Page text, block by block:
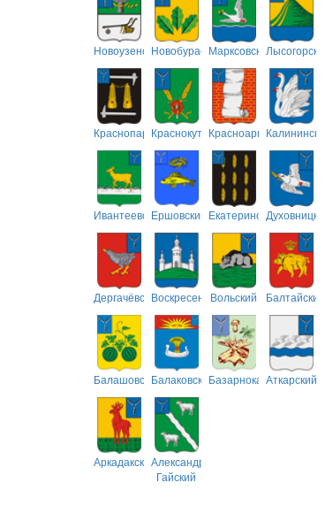
НовоузенскийНовобурасскийМарксовскийЛысогорский
Краснопартизанский
КраснокутскийКрасноармейский
Калининский
ИвантеевскийЕршовский ЕкатериновскийДуховницкий
ДергачёвскийВоскресенскийВольский Балтайский
БалашовскийБалаковскийБазарнокарабулакский
Аткарский
АркадакскийАлександрово-
Гайский